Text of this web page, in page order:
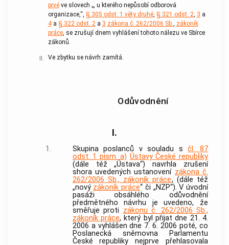
prvéve slovech „, u kterého nepůsobí odborová
organizace,“, § 305 odst. 1 věty druhé, § 321 odst. 2 3 a
4a § 322 odst. 2 a 3 zákona č. 262/2006 Sb.
zákoník
práce, se zrušují dnem vyhlášení tohoto nálezu ve Sbírce
zákonů.
II. Ve zbytku se návrh zamítá.
Odůvodnění
I.
1. Skupina poslanců v souladu sčl. 87
odst. 1 písm. a) Ústavy České republiky
(dále též „Ústava“) navrhla zrušení
shora uvedených ustanovení zákona č.
262/2006 Sb., zákoník práce, (dále též
„nový zákoník práce“ či „NZP“). V úvodní
pasáži obsáhlého odůvodnění
předmětného návrhu je uvedeno, že
směřuje proti zákonu č. 262/2006 Sb.,
zákoník práce, který byl přijat dne 21. 4.
2006 a vyhlášen dne 7. 6. 2006 poté, co
Poslanecká sněmovna Parlamentu
České republiky nejprve přehlasovala